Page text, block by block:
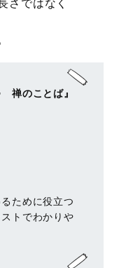
禅のことば』
ために役立つ
トでわかりや